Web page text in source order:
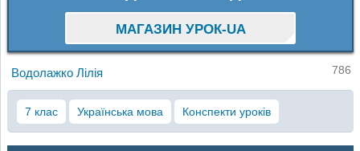
МАГАЗИН УРОК-UA
Водолажко Лілія 786
7 клас Українська мова Конспекти уроків